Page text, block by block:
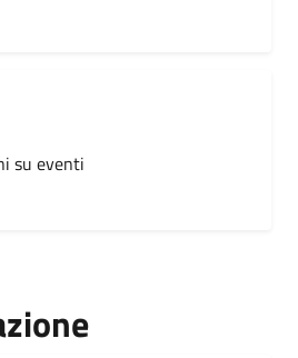
su eventi